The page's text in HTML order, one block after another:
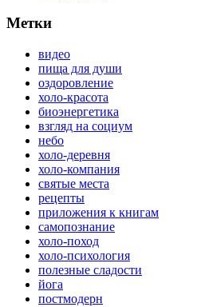
Метки
видео
пища для души
оздоровление
холо-красота
биоэнергетика
взгляд на социум
небо
холо-деревня
холо-компания
святые места
рецепты
приложения к книгам
самопознание
холо-поход
холо-психология
полезные сладости
йога
постмодерн